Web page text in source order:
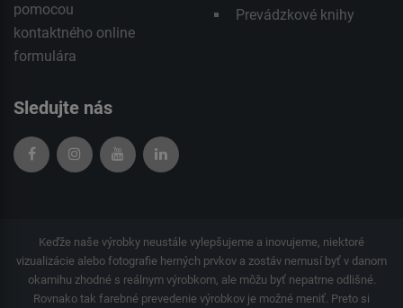
pomocou
kontaktného online
formulára
Prevádzkové knihy
Sledujte nás
Keďže naše výrobky neustále vylepšujeme a inovujeme, niektoré
vizualizácie alebo fotografie herných prvkov a zostáv nemusí byť v danom
okamihu zhodné s reálnym výrobkom, ale môžu byť nepatrne odlišné.
Rovnako tak farebné prevedenie výrobkov je možné meniť. Preto si